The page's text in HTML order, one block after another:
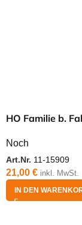
HO Familie b.
Noch
Art.Nr. 11-15909
21,00 € inkl. MwSt.
IN DEN